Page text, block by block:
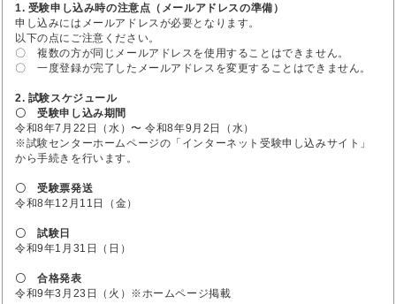
1. 受験申し込み時の注意点（メールアドレスの準備）
申し込みにはメールアドレスが必要となります。
以下の点にご注意ください。
〇 複数の方が同じメールアドレスを使用することはできません。
〇 一度登録が完了したメールアドレスを変更することはできません。
2. 試験スケジュール
〇 受験申し込み期間
令和8年7月22日（水）〜 令和8年9月2日（水）
※試験センターホームページの「インターネット受験申し込みサイト」
から手続きを行います。
〇 受験票発送
令和8年12月11日（金）
〇 試験日
令和9年1月31日（日）
〇 合格発表
令和9年3月23日（火）※ホームページ掲載